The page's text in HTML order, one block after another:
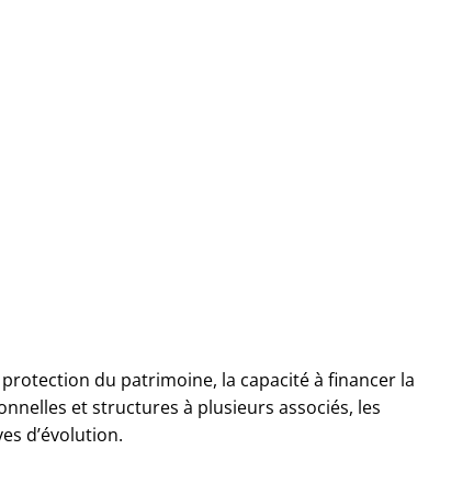
du patrimoine, la capacité à financer la
et structures à plusieurs associés, les
d’évolution.